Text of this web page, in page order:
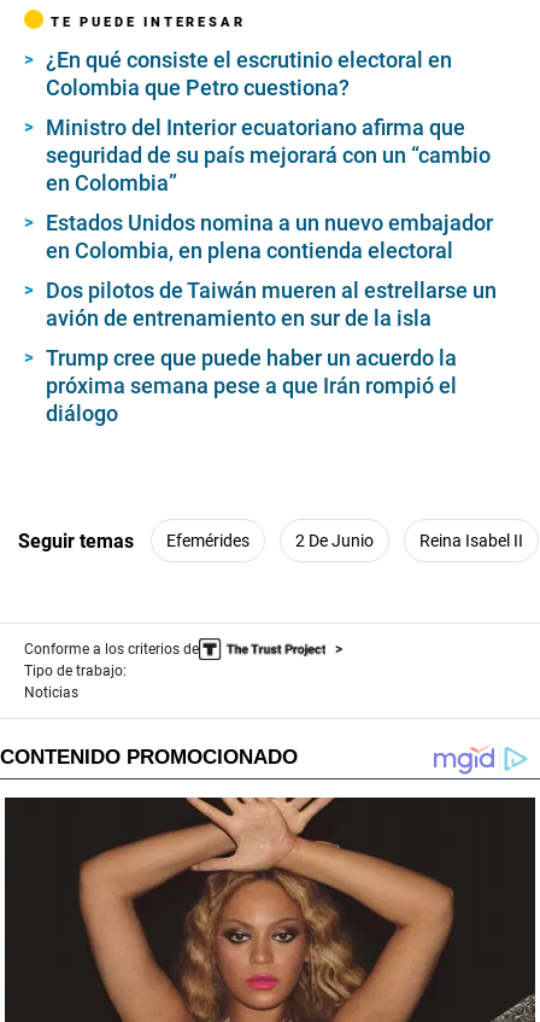
TE PUEDE INTERESAR
¿En qué consiste el escrutinio electoral en
Colombia que Petro cuestiona?
Ministro del Interior ecuatoriano afirma que
seguridad de su país mejorará con un “cambio
en Colombia”
Estados Unidos nomina a un nuevo embajador
en Colombia, en plena contienda electoral
Dos pilotos de Taiwán mueren al estrellarse un
avión de entrenamiento en sur de la isla
Trump cree que puede haber un acuerdo la
próxima semana pese a que Irán rompió el
diálogo
Seguir temas Efemérides 2 De Junio Reina Isabel II
Conforme a los criterios de
Tipo de trabajo:
Noticias